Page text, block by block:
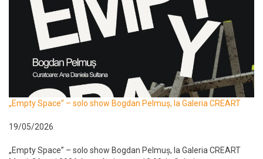
„Empty Space” – solo show Bogdan Pelmuș, la Galeria CREART
19/05/2026
„Empty Space” – solo show Bogdan Pelmuș, la Galeria CREART